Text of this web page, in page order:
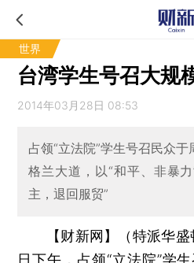
世界
台湾学生号召大规
2014年03月28日 08:53
占领“立法院”学生号召民众于
格兰大道，以“和平、非暴
主，退回服贸”
【财新网】（特派华
日下午，占领“立法院”学